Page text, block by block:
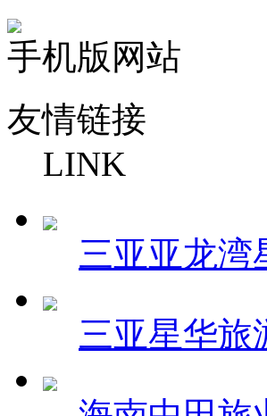
手机版网站
友情链接
LINK
三亚亚龙湾
三亚星华旅